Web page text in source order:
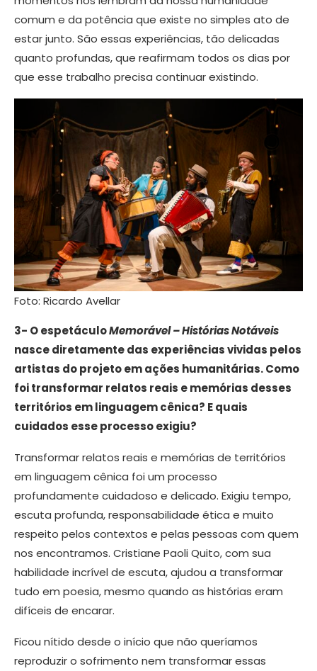
comum e da potência que existe no simples ato de
estar junto. São essas experiências, tão delicadas
quanto profundas, que reafirmam todos os dias por
que esse trabalho precisa continuar existindo.
Foto: Ricardo Avellar
3- O espetáculoMemorável – Histórias Notáveis
nasce diretamente das experiências vividas pelos
artistas do projeto em ações humanitárias. Como
foi transformar relatos reais e memórias desses
territórios em linguagem cênica? E quais
cuidados esse processo exigiu?
Transformar relatos reais e memórias de territórios
em linguagem cênica foi um processo
profundamente cuidadoso e delicado. Exigiu tempo,
escuta profunda, responsabilidade ética e muito
respeito pelos contextos e pelas pessoas com quem
nos encontramos. Cristiane Paoli Quito, com sua
habilidade incrível de escuta, ajudou a transformar
tudo em poesia, mesmo quando as histórias eram
difíceis de encarar.
Ficou nítido desde o início que não queríamos
reproduzir o sofrimento nem transformar essas